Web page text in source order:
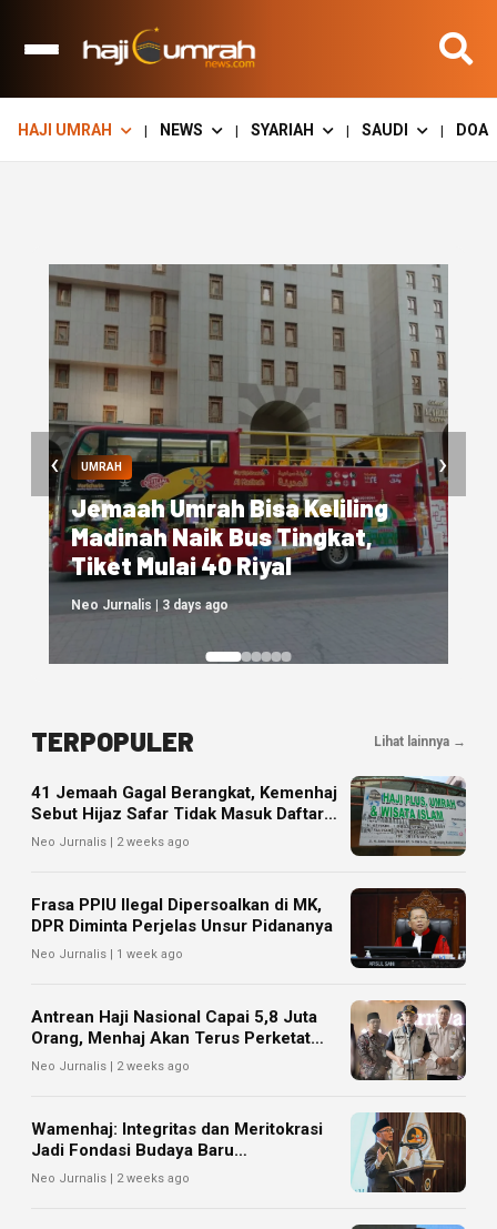
HAJI UMRAH | NEWS | SYARIAH | SAUDI | DOA
KEMENHAJ
Travel Umrah Telantarkan
Jemaah, Kemenhaj Siapkan
Sanksi Penutupan Izin hingga
Pidana
Neo Jurnalis | 3 days ago
‹ ›
TERPOPULER Lihat lainnya →
41 Jemaah Gagal Berangkat, Kemenhaj
Sebut Hijaz Safar Tidak Masuk Daftar
Resmi PPIU
Neo Jurnalis | 2 weeks ago
Frasa PPIU Ilegal Dipersoalkan di MK,
DPR Diminta Perjelas Unsur Pidananya
Neo Jurnalis | 1 week ago
Antrean Haji Nasional Capai 5,8 Juta
Orang, Menhaj Akan Terus Perketat
Tata Kelola
Neo Jurnalis | 2 weeks ago
Wamenhaj: Integritas dan Meritokrasi
Jadi Fondasi Budaya Baru
Kementerian Haji dan Umrah
Neo Jurnalis | 2 weeks ago